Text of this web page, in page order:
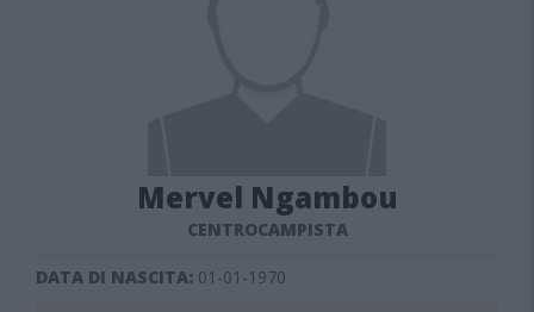
Mervel Ngambou
CENTROCAMPISTA
DATA DI NASCITA: 01-01-1970